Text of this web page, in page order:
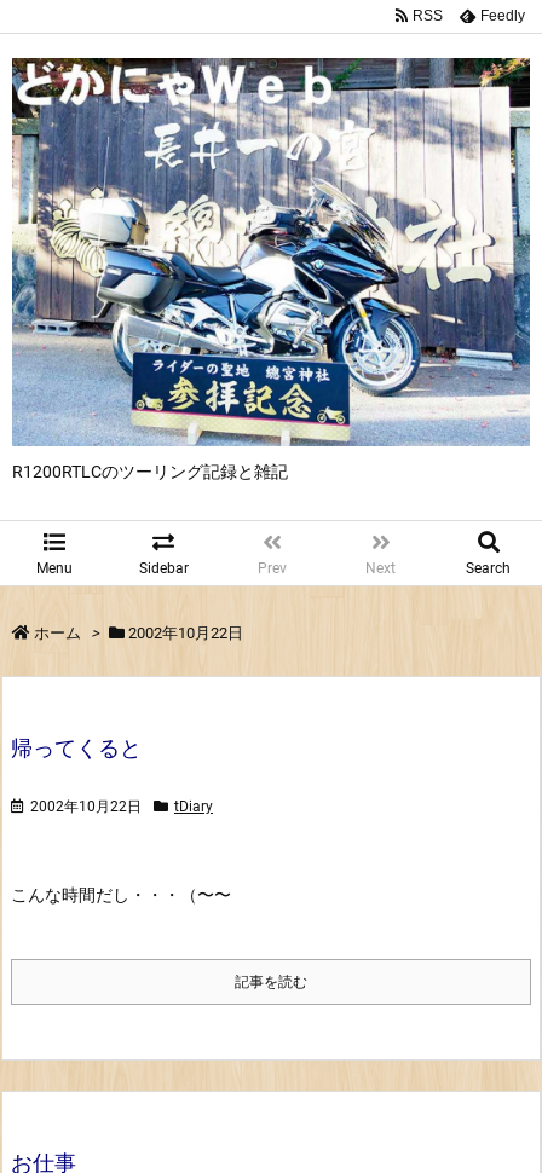
R1200RTLCのツーリング記録と雑記
Menu Sidebar Prev Next Search
RSS Feedly
ホーム > 2002年10月22日
帰ってくると
2002年10月22日 tDiary
こんな時間だし・・・（〜〜
記事を読む
お仕事